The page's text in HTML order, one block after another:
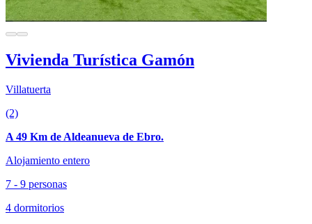
Vivienda Turística Gamón
Villatuerta
(2)
A 49 Km de Aldeanueva de Ebro.
Alojamiento entero
7 - 9 personas
4 dormitorios